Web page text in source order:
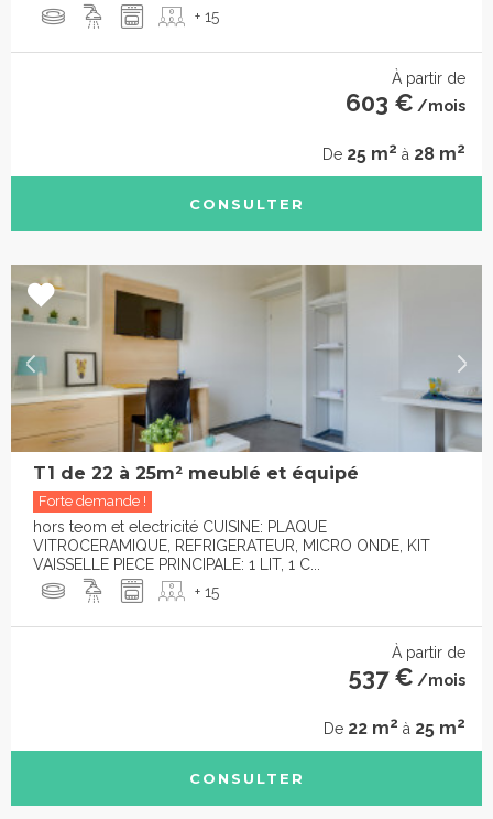
+ 15
À partir de
603 € /mois
De 25 m2 à 28 m2
CONSULTER
T1 de 22 à 25m² meublé et équipé
Forte demande !
hors teom et electricité CUISINE: PLAQUE
VITROCERAMIQUE, REFRIGERATEUR, MICRO ONDE, KIT
VAISSELLE PIECE PRINCIPALE: 1 LIT, 1 C...
+ 15
À partir de
537 € /mois
De 22 m2 à 25 m2
CONSULTER